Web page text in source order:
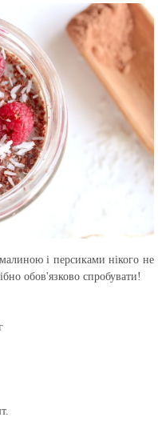
і персиками нікого не
обов'язково спробувати!